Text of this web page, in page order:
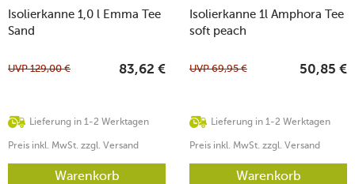
Isolierkanne 1,0 l Emma Tee
Sand
Lieferung in 1-2 Werktagen
UVP129,00 € 83,62 €
Preis inkl. MwSt. zzgl. Versand
Warenkorb
Isolierkanne 1l Amphora Tee
soft peach
Lieferung in 1-2 Werktagen
UVP69,95 € 50,85 €
Preis inkl. MwSt. zzgl. Versand
Warenkorb